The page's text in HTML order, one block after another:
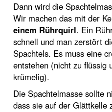
Dann wird die
Wir machen das mit der
einem Rührquirl. Ein
schnell und man zerstört
Spachtels. Es muss eine
entstehen (nicht zu flüssig
krümelig).
Die Spachtelmasse sollte
dass sie auf der Glättkelle